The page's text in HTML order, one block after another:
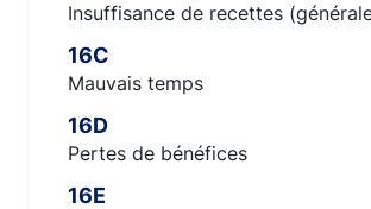
Insuffisance de recettes
16C
Mauvais temps
16D
Pertes de bénéfices
16E